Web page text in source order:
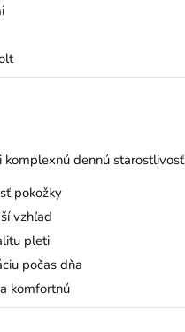
dennú
pokožky
vzhľad
pleti
počas dňa
komfortnú